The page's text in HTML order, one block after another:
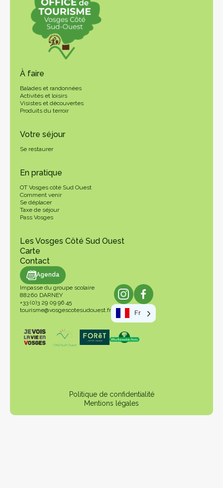
À faire
Balades et randonnées
Activités et loisirs
Visistes et découvertes
Produits du terroir
Votre séjour
Se restaurer
En pratique
OT Vosges côté Sud Ouest
Comment venir
Se déplacer
Taxe de séjour
Pass Vosges
Les Vosges Côté Sud Ouest
Carte
Contact
Agenda
Impasse du groupe scolaire
88260 DARNEY
+33 (0)3 29 09 96 45
tourisme@vosgescotesudouest.fr
Fr
Politique de confidentialité
Mentions légales